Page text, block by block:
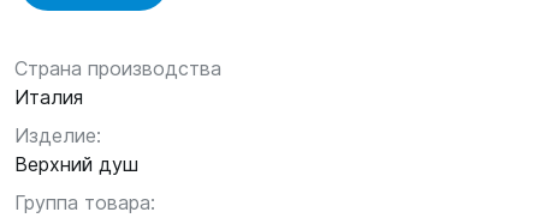
Страна производства
Италия
Изделие:
Верхний душ
Группа товара: